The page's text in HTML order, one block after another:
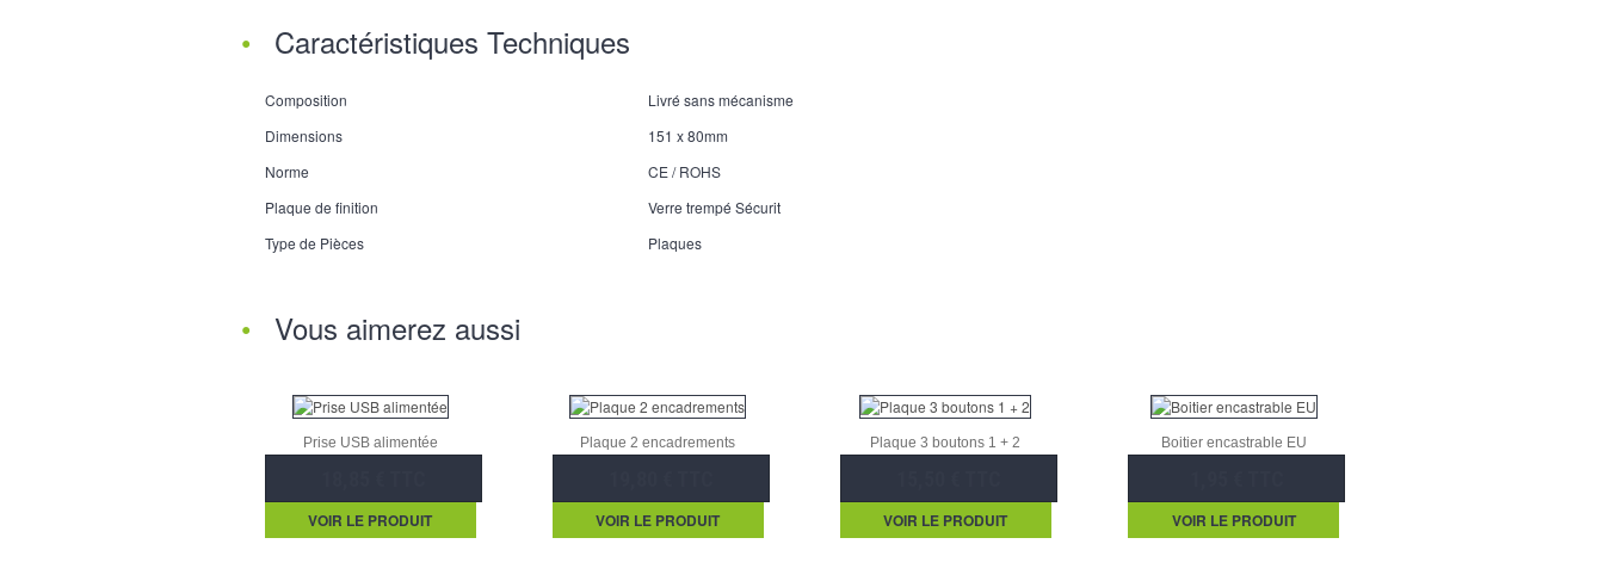
Caractéristiques Techniques
Composition
Livré sans mécanisme
Dimensions
151 x 80mm
Norme
CE / ROHS
Plaque de finition
Verre trempé Sécurit
Type de Pièces
Plaques
Vous aimerez aussi
Prise USB alimentée
VOIR LE PRODUIT
Plaque 2 encadrements
VOIR LE PRODUIT
Plaque 3 boutons 1 + 2
VOIR LE PRODUIT
Boitier encastrable EU
VOIR LE PRODUIT